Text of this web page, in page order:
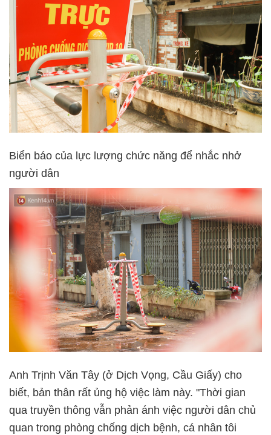
Biển báo của lực lượng chức năng để nhắc nhở
người dân
Anh Trịnh Văn Tây (ở Dịch Vọng, Cầu Giấy) cho
biết, bản thân rất ủng hộ việc làm này. "Thời gian
qua truyền thông vẫn phản ánh việc người dân chủ
quan trong phòng chống dịch bệnh, cá nhân tôi